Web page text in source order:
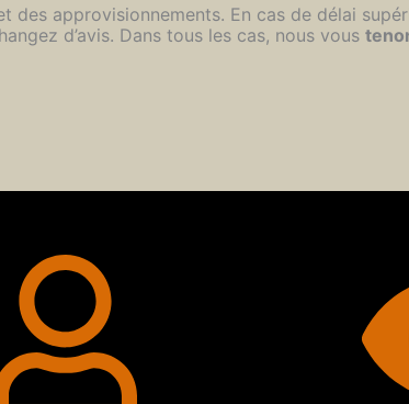
approvisionnements. En cas de délai
d’avis. Dans tous les cas, nous vous